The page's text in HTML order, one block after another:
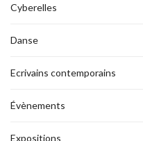
Cyberelles
Danse
Ecrivains contemporains
Évènements
Expositions